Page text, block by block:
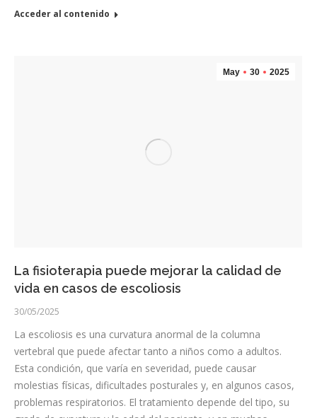
Acceder al contenido
May 30 2025
La fisioterapia puede mejorar la calidad de
vida en casos de escoliosis
30/05/2025
La escoliosis es una curvatura anormal de la columna
vertebral que puede afectar tanto a niños como a adultos.
Esta condición, que varía en severidad, puede causar
molestias físicas, dificultades posturales y, en algunos casos,
problemas respiratorios. El tratamiento depende del tipo, su